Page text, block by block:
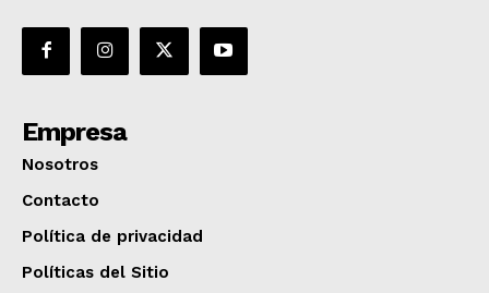
Empresa
Nosotros
Contacto
Política de privacidad
Políticas del Sitio